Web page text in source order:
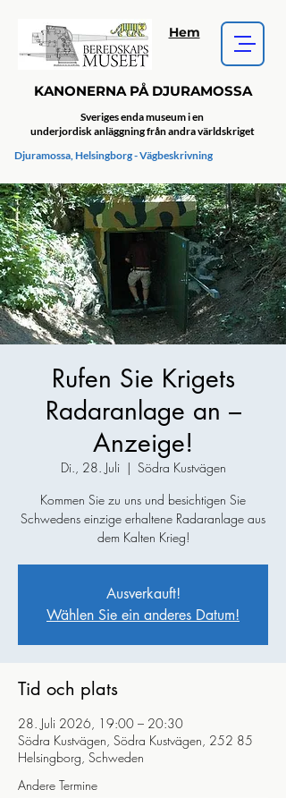
KANONERNA PÅ DJURAMOSSA
Djuramossa, Helsingborg - Vägbeskrivning
Sveriges enda museum i en
underjordisk anläggning från andra världskriget
Hem
Rufen Sie Krigets
Radaranlage an –
Anzeige!
Di., 28. Juli
  |
Södra Kustvägen
Kommen Sie zu uns und besichtigen Sie
Schwedens einzige erhaltene Radaranlage aus
dem Kalten Krieg!
Ausverkauft!
Wählen Sie ein anderes Datum!
Tid och plats
28. Juli 2026, 19:00 – 20:30
Södra Kustvägen, Södra Kustvägen, 252 85
Helsingborg, Schweden
Andere Termine